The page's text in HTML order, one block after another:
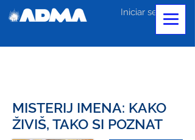
Iniciar sesión
MISTERIJ IMENA: KAKO
ŽIVIŠ, TAKO SI POZNAT